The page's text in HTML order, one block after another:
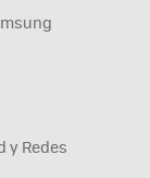
y Redes